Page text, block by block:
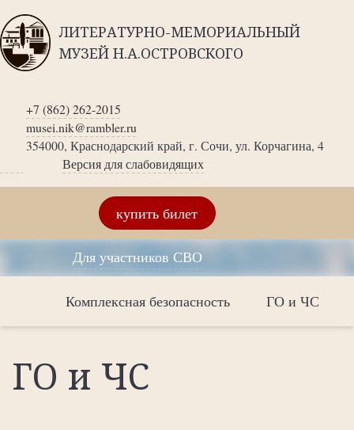
ЛИТЕРАТУРНО-МЕМОРИАЛЬНЫЙ
МУЗЕЙ Н.А.ОСТРОВСКОГО
+7 (862) 262-2015
musei.nik@rambler.ru
354000, Краснодарский край, г. Сочи, ул. Корчагина, 4
Версия для слабовидящих
купить билет
Для участников СВО
Комплексная безопасность ГО и ЧС
ГО и ЧС